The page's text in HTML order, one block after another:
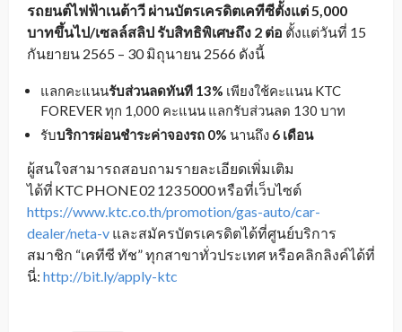
รถยนต์ไฟฟ้าเนต้าวี ผ่านบัตรเครดิตเคทีซีตั้งแต่5,000
บาทขึ้นไป/เซลล์สลิป รับสิทธิพิเศษถึง 2 ต่อ ตั้งแต่วันที่ 15
กันยายน 2565 – 30 มิถุนายน 2566 ดังนี้
แลกคะแนนรับส่วนลดทันที 13% เพียงใช้คะแนน KTC
FOREVER ทุก 1,000 คะแนน แลกรับส่วนลด 130 บาท
รับบริการผ่อนชำระค่าจองรถ 0% นานถึง 6 เดือน
ผู้สนใจสามารถสอบถามรายละเอียดเพิ่มเติม
ได้ที่ KTC PHONE 02 123 5000 หรือที่เว็บไซต์
https://www.ktc.co.th/promotion/gas-auto/car-
dealer/neta-v และสมัครบัตรเครดิตได้ที่ศูนย์บริการ
สมาชิก “เคทีซี ทัช” ทุกสาขาทั่วประเทศ หรือคลิกลิงค์ได้ที่
นี่: http://bit.ly/apply-ktc